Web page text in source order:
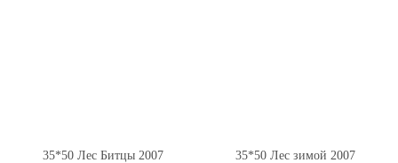
35*50 Лес Битцы 2007 35*50 Лес зимой 2007